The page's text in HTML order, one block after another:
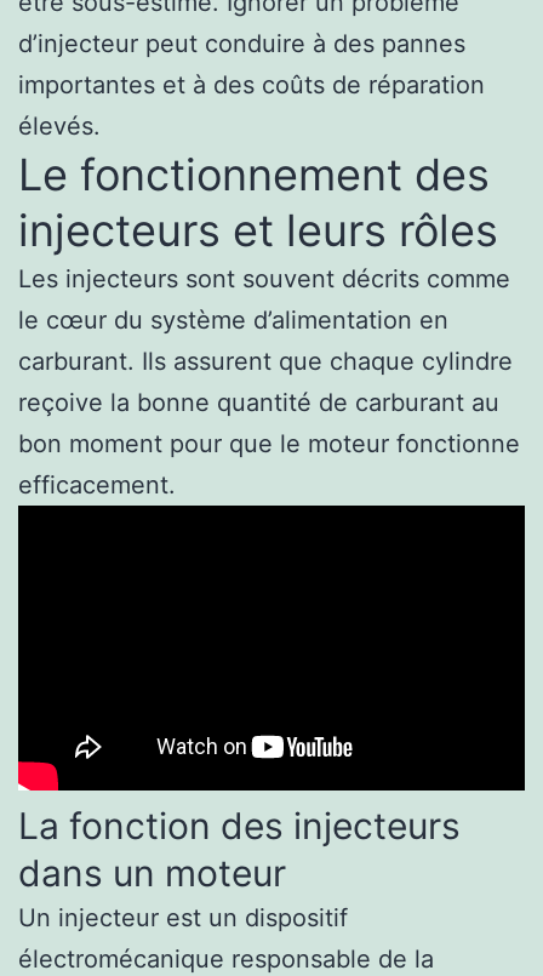
d’injecteur peut conduire à des pannes
importantes et à des coûts de réparation
élevés.
Le fonctionnement des
injecteurs et leurs rôles
Les injecteurs sont souvent décrits comme
le cœur du système d’alimentation en
carburant. Ils assurent que chaque cylindre
reçoive la bonne quantité de carburant au
bon moment pour que le moteur fonctionne
efficacement.
La fonction des injecteurs
dans un moteur
Un injecteur est un dispositif
électromécanique responsable de la